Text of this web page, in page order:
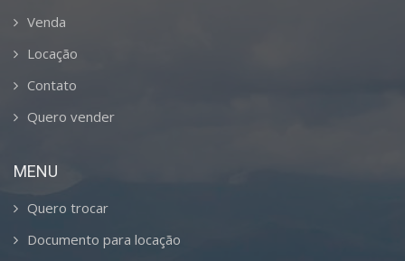
Venda
Locação
Contato
Quero vender
MENU
Quero trocar
Documento para locação